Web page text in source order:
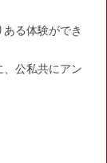
る体験ができ
公私共にアン